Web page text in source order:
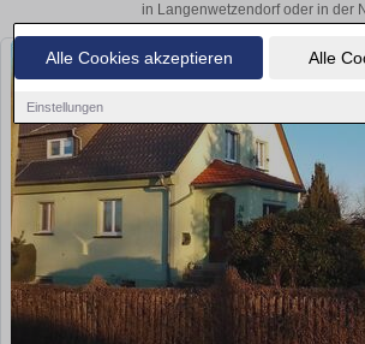
Alle Cookies akzeptieren Alle
Einstellungen
in Langenwetzendorf oder in der